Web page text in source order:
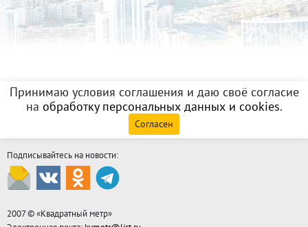
Принимаю условия соглашения и даю своё согласие
на обработку персональных данных и cookies.
Согласен
Подписывайтесь на новости:
2007 © «Квадратный метр»